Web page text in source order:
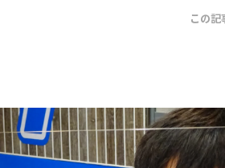
YouTube
会社情報
この記